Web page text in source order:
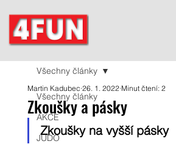
Všechny články
AKCE
JUDO
Všechny články
Zkoušky a pásky
Martin Kadubec 26. 1. 2022 Minut čtení: 2
Zkoušky na vyšší pásky